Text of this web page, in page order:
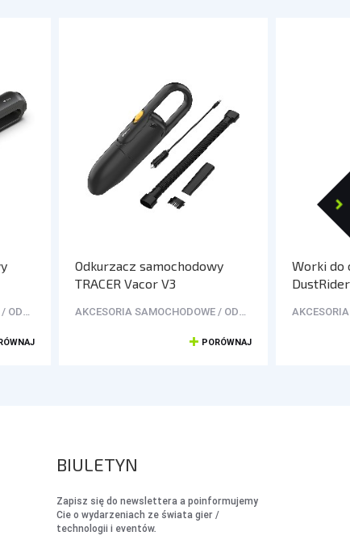
AKCESORIA SAMOCHODOWE / ODKURZACZE
Odkurzacz samochodowy
TRACER Vacor V3
AKCESORIA SAMOCHODOWE / ODKURZACZE
PORÓWNAJ
Worki do
DustRider
BIULETYN
Zapisz się do newslettera a poinformujemy
Cie o wydarzeniach ze świata gier /
technologii i eventów.